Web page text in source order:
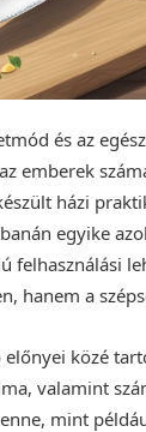
és az
emberek
házi
egyike
felhasználási
hanem a
közé
valamint
mint